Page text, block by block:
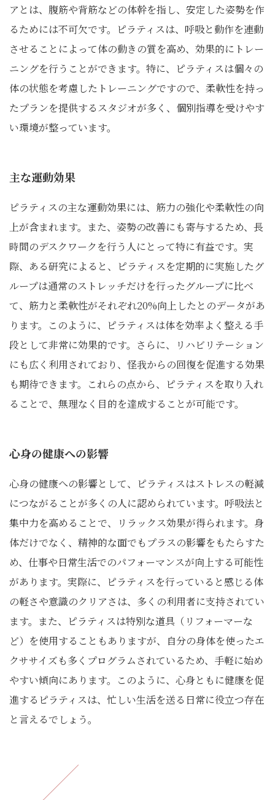
アとは、腹筋や背筋などの体幹を指し、安定した姿勢を作
るためには不可欠です。ピラティスは、呼吸と動作を連動
させることによって体の動きの質を高め、効果的にトレー
ニングを行うことができます。特に、ピラティスは個々の
体の状態を考慮したトレーニングですので、柔軟性を持っ
たプランを提供するスタジオが多く、個別指導を受けやす
い環境が整っています。
主な運動効果
ピラティスの主な運動効果には、筋力の強化や柔軟性の向
上が含まれます。また、姿勢の改善にも寄与するため、長
時間のデスクワークを行う人にとって特に有益です。実
際、ある研究によると、ピラティスを定期的に実施したグ
ループは通常のストレッチだけを行ったグループに比べ
て、筋力と柔軟性がそれぞれ20%向上したとのデータがあ
ります。このように、ピラティスは体を効率よく整える手
段として非常に効果的です。さらに、リハビリテーション
にも広く利用されており、怪我からの回復を促進する効果
も期待できます。これらの点から、ピラティスを取り入れ
ることで、無理なく目的を達成することが可能です。
心身の健康への影響
心身の健康への影響として、ピラティスはストレスの軽減
につながることが多くの人に認められています。呼吸法と
集中力を高めることで、リラックス効果が得られます。身
体だけでなく、精神的な面でもプラスの影響をもたらすた
め、仕事や日常生活でのパフォーマンスが向上する可能性
があります。実際に、ピラティスを行っていると感じる体
の軽さや意識のクリアさは、多くの利用者に支持されてい
ます。また、ピラティスは特別な道具（リフォーマーな
ど）を使用することもありますが、自分の身体を使ったエ
クササイズも多くプログラムされているため、手軽に始め
やすい傾向にあります。このように、心身ともに健康を促
進するピラティスは、忙しい生活を送る日常に役立つ存在
と言えるでしょう。